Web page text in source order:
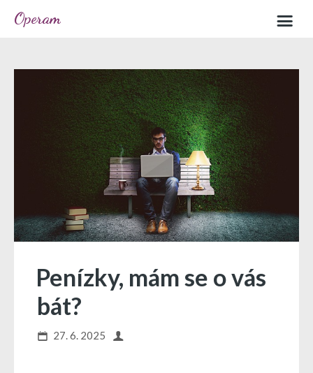
Operam
Penízky, mám se o vás
bát?
27. 6. 2025